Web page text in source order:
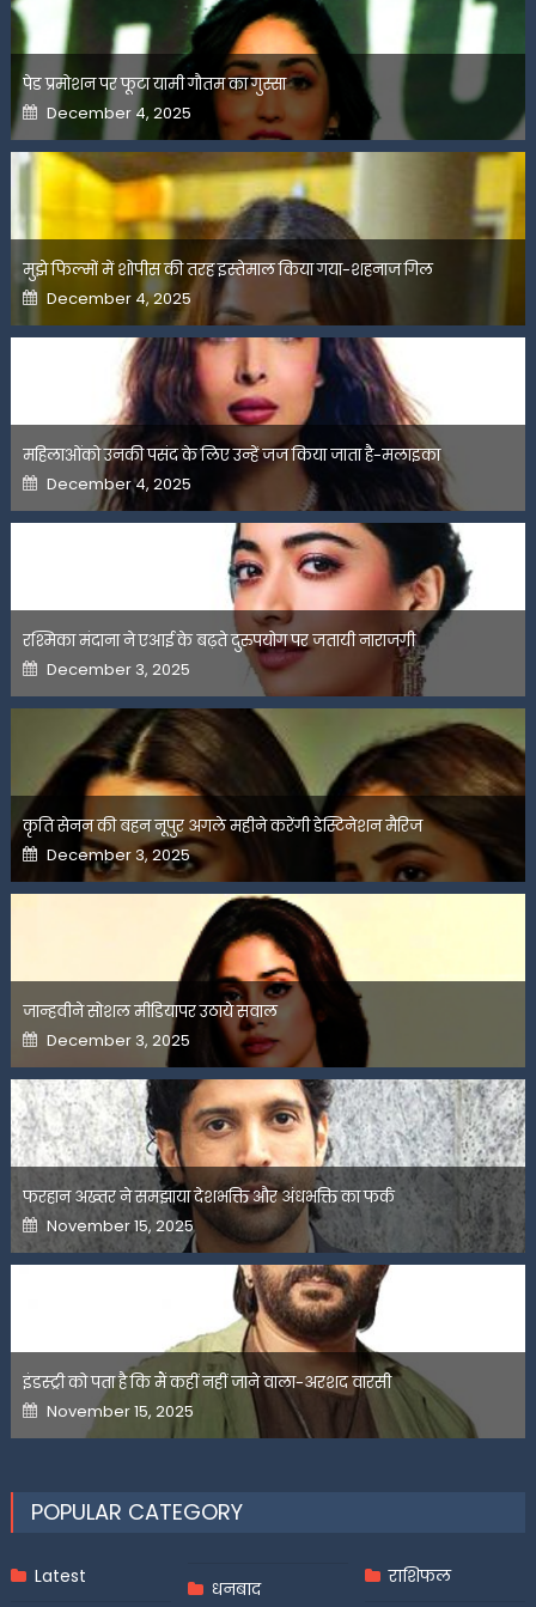
पेड प्रमोशन पर फूटा यामी गौतम का गुस्सा
Posted
on
December 4, 2025
मुझे फिल्मों में शोपीस की तरह इस्तेमाल किया गया-शहनाज गिल
Posted
on
December 4, 2025
महिलाओंको उनकी पसंद के लिए उन्हें जज किया जाता है-मलाइका
Posted
on
December 4, 2025
रश्मिका मंदाना ने एआई के बढ़ते दुरुपयोग पर जतायी नाराजगी
Posted
on
December 3, 2025
कृति सेनन की बहन नूपुर अगले महीने करेंगी डेस्टिनेशन मैरिज
Posted
on
December 3, 2025
जान्हवीने सोशल मीडियापर उठाये सवाल
Posted
on
December 3, 2025
फरहान अख्तर ने समझाया देशभक्ति और अंधभक्ति का फर्क
Posted
on
November 15, 2025
इंडस्ट्री को पता है कि मैं कहीं नहीं जाने वाला-अरशद वारसी
Posted
on
November 15, 2025
POPULAR CATEGORY
Latest
धनबाद
राशिफल